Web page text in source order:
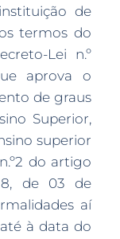
de
termos do
Lei n.º
aprova o
de graus
Superior,
superior
do artigo
de 03 de
aí
à data do